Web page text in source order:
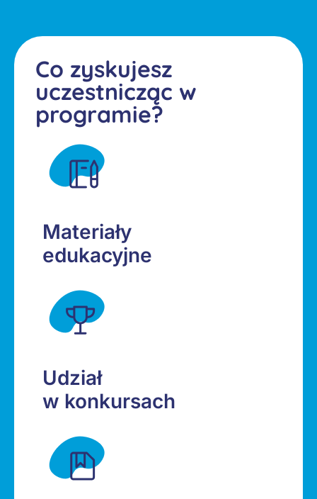
Co zyskujesz
uczestnicząc w
programie?
Materiały
edukacyjne
Udział
w konkursach